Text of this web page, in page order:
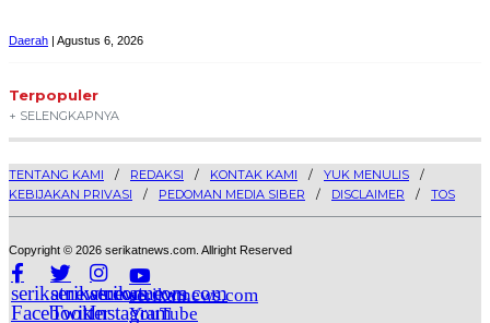
Daerah | Agustus 6, 2026
Terpopuler
+ SELENGKAPNYA
TENTANG KAMI REDAKSI KONTAK KAMI
YUK MENULIS
KEBIJAKAN PRIVASI
PEDOMAN MEDIA SIBER DISCLAIMER TOS
Copyright © 2026 serikatnews.com. Allright Reserved
serikatnews.com
Facebook
serikatnews.com
Twitter
serikatnews.com
Instagram
serikatnews.com
YouTube